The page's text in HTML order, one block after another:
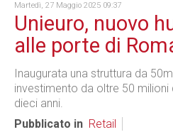
Martedì, 27 Maggio 2025 09:37
Unieuro, nuovo
alle porte di
Inaugurata una struttura da
investimento da oltre 50 milioni
dieci anni.
Pubblicato in Retail